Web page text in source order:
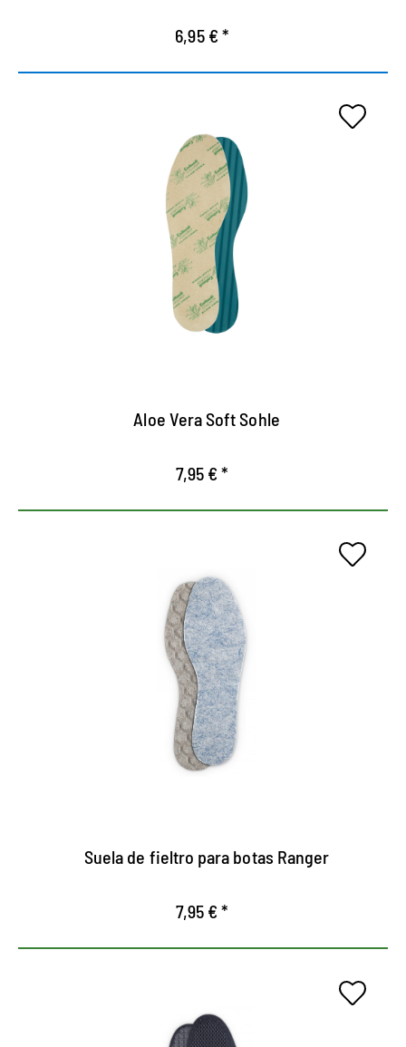
6,95 € *
Suela wellness con Aloe Vera.
La suave superficie de microfibra con Aloe Vera
garantiza una gran comodidad de uso.
El extracto de planta retiene la humedad y cuida la
Aloe Vera Soft Sohle
7,95 € *
Para botas de goma y zapatos
de trabajo.
Protección óptima de refrigeración y humedad.
El vellón asegura un calor agradable.
Disponible en tamaños 36 a 46.
Suela de fieltro para botas Ranger
7,95 € *